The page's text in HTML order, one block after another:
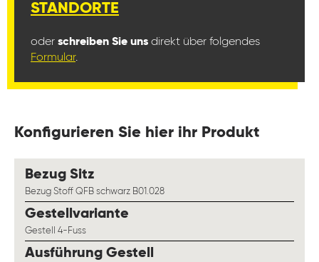
STANDORTE
oder schreiben Sie uns direkt über folgendes
Formular.
Konfigurieren Sie hier ihr Produkt
Bezug Sitz
Bezug Stoff QFB schwarz B01.028
Gestellvariante
Gestell 4-Fuss
Ausführung Gestell